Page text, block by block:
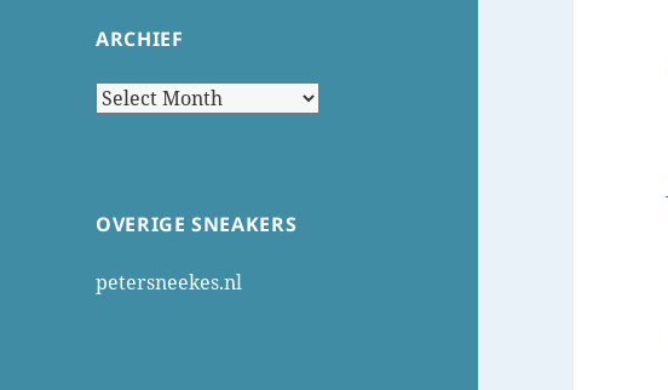
ARCHIEF
Archief
OVERIGE SNEAKERS
petersneekes.nl